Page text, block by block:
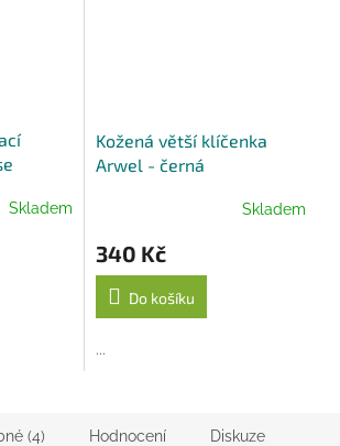
Skladem
Kožená větší klíčenka
Arwel - černá
Skladem
340 Kč
Do košíku
...
(4) Hodnocení Diskuze